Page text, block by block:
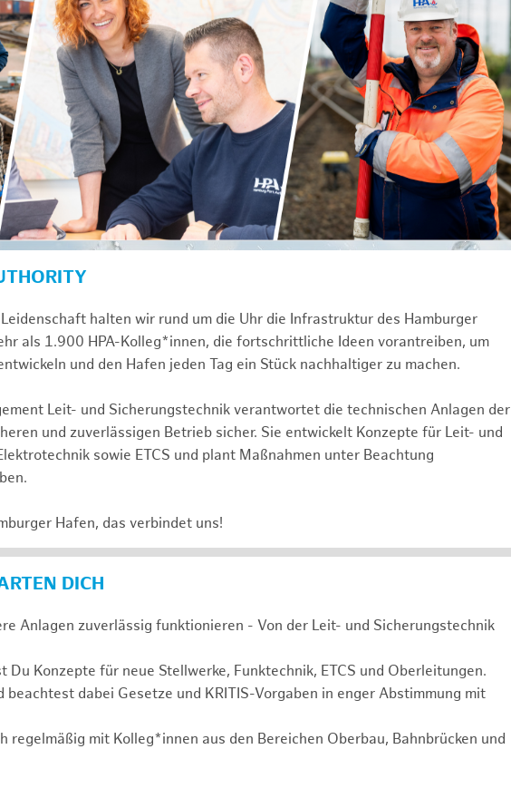
halten wir rund um die Uhr die Infrastruktur des Hamburger
als 1.900 HPA-Kolleg*innen, die fortschrittliche Ideen vorantreiben, um
und den Hafen jeden Tag ein Stück nachhaltiger zu machen.
Leit- und Sicherungstechnik verantwortet die technischen Anlagen der
und zuverlässigen Betrieb sicher. Sie entwickelt Konzepte für Leit- und
sowie ETCS und plant Maßnahmen unter Beachtung
Hafen, das verbindet uns!
DICH
Anlagen zuverlässig funktionieren - Von der Leit- und Sicherungstechnik
Du Konzepte für neue Stellwerke, Funktechnik, ETCS und Oberleitungen.
beachtest dabei Gesetze und KRITIS-Vorgaben in enger Abstimmung mit
regelmäßig mit Kolleg*innen aus den Bereichen Oberbau, Bahnbrücken und